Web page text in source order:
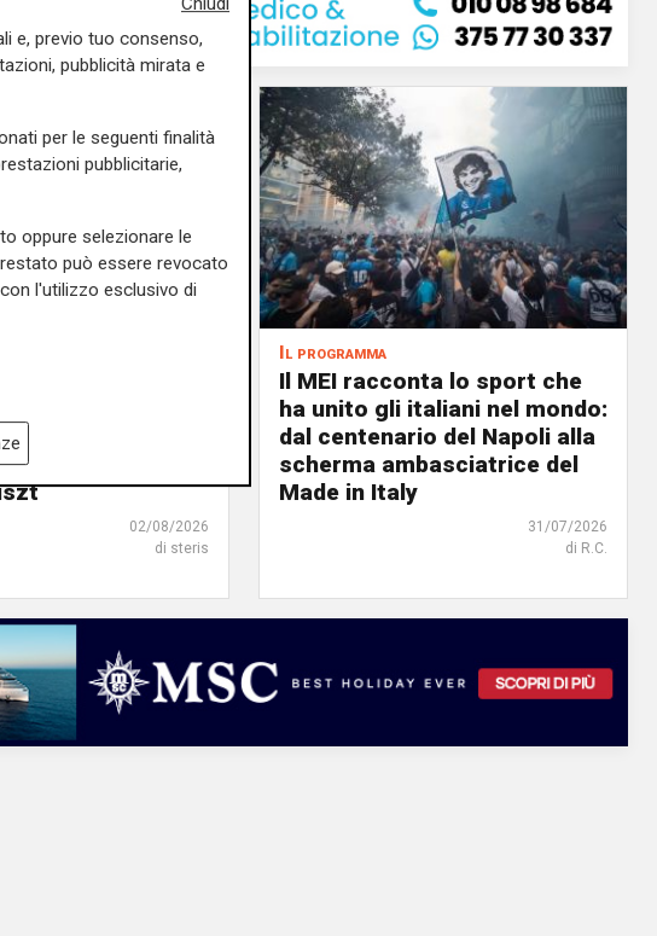
Yudin: un
Poulenc,
02/08/2026
di steris
Il programma
Il MEI racconta lo sport che
ha unito gli italiani nel mondo:
dal centenario del Napoli alla
scherma ambasciatrice del
Made in Italy
31/07/2026
di R.C.
e, previo tuo consenso,
pubblicità mirata e
per le seguenti finalità
pubblicitarie,
oppure selezionare le
può essere revocato
l'utilizzo esclusivo di